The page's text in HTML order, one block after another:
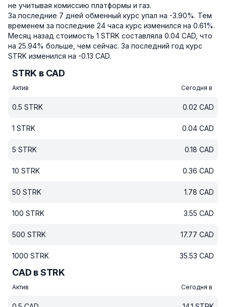
не учитывая комиссию платформы и газ.
За последние 7 дней обменный курс упал на -3.90%. Тем
временем за последние 24 часа курс изменился на 0.61%.
Месяц назад стоимость 1 STRK составляла 0.04 CAD, что
на 25.94% больше, чем сейчас. За последний год курс
STRK изменился на -0.13 CAD.
STRK в CAD
Актив Сегодня в
0.5 STRK 0.02 CAD
1 STRK 0.04 CAD
5 STRK 0.18 CAD
10 STRK 0.36 CAD
50 STRK 1.78 CAD
100 STRK 3.55 CAD
500 STRK 17.77 CAD
1000 STRK 35.53 CAD
CAD в STRK
Актив Сегодня в